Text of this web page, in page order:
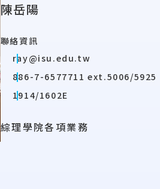
陳岳陽
聯絡資訊
ray@isu.edu.tw
886-7-6577711 ext.5006/5925
1914/1602E
綜理學院各項業務